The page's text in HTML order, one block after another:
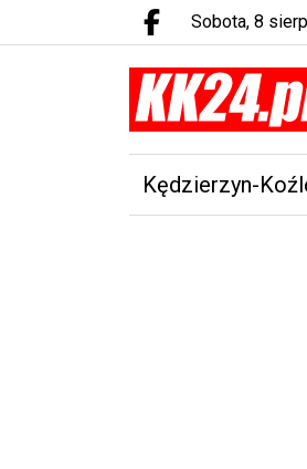
sobota, 8
Kędzierzyn-